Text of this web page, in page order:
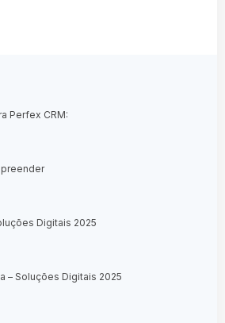
Perfex CRM:
Digitais 2025
– Soluções Digitais 2025